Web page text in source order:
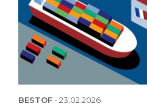
BESTOF-23.02.2026